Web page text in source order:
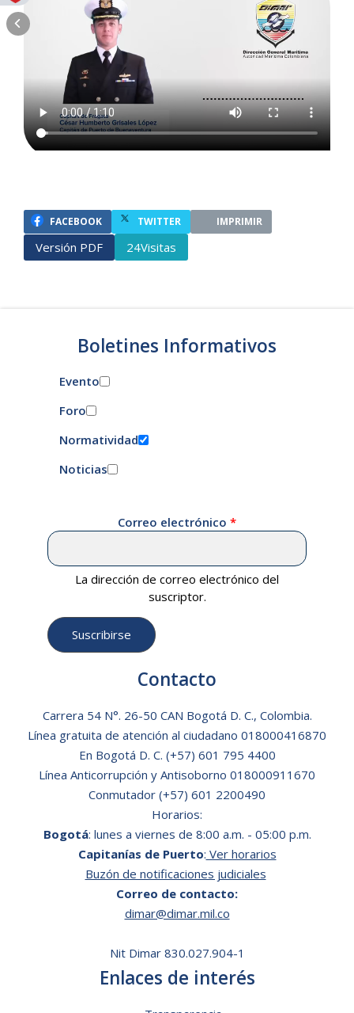
FACEBOOK TWITTER IMPRIMIR
Versión PDF 24Visitas
Boletines Informativos
Evento
Foro
Normatividad
Noticias
Correo electrónico
La dirección de correo electrónico del
suscriptor.
Contacto
Carrera 54 N°. 26-50 CAN Bogotá D. C., Colombia.
Línea gratuita de atención al ciudadano 018000416870
En Bogotá D. C. (+57) 601 795 4400
Línea Anticorrupción y Antisoborno 018000911670
Conmutador (+57) 601 2200490
Horarios:
Bogotá: lunes a viernes de 8:00 a.m. - 05:00 p.m.
Capitanías de Puerto: Ver horarios
Buzón de notificaciones judiciales
Correo de contacto:
dimar@dimar.mil.co
Nit Dimar 830.027.904-1
Enlaces de interés